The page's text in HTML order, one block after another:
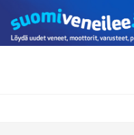
suoraan
sisältöön